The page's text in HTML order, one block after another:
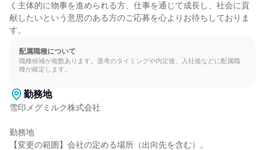
く主体的に物事を進められる方、仕事を通じて成長し、社会に貢
献したいという意思のある方のご応募を心よりお待ちしておりま
す。
配属職種について
職種候補が複数あります。選考のタイミングや内定後、入社後などに配属職
種が確定します。
勤務地
雪印メグミルク株式会社
勤務地
【変更の範囲】会社の定める場所（出向先を含む）。